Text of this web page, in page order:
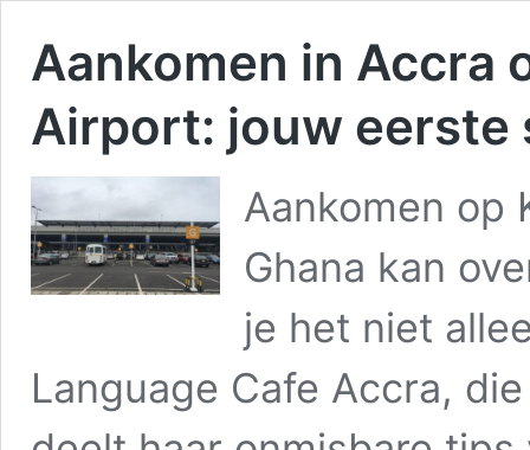
Aankomen in Accra
Airport: jouw eerste
Aankomen op
Ghana kan
je het niet
Language Cafe Accra,